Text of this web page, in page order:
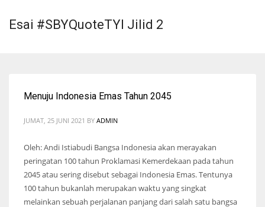
Esai #SBYQuoteTYI Jilid 2
Menuju Indonesia Emas Tahun 2045
JUMAT, 25 JUNI 2021 BY ADMIN
Oleh: Andi Istiabudi Bangsa Indonesia akan merayakan
peringatan 100 tahun Proklamasi Kemerdekaan pada tahun
2045 atau sering disebut sebagai Indonesia Emas. Tentunya
100 tahun bukanlah merupakan waktu yang singkat
melainkan sebuah perjalanan panjang dari salah satu bangsa